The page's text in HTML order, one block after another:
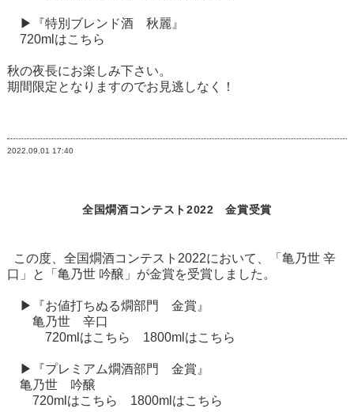
▶『特別ブレンド酒 秋麗』
720mlはこちら
秋の夜長にお楽しみ下さい。
期間限定となりますのでお見逃しなく！
2022.09.01 17:40
全国燗酒コンテスト2022 金賞受賞
この度、全国燗酒コンテスト2022において、「亀乃世 辛
口」と「亀乃世 吟醸」が金賞を受賞しました。
▶『お値打ちぬる燗部門 金賞』
亀乃世 辛口
720mlはこちら 1800mlはこちら
▶『プレミアム燗酒部門 金賞』
亀乃世 吟醸
720mlはこちら 1800mlはこちら